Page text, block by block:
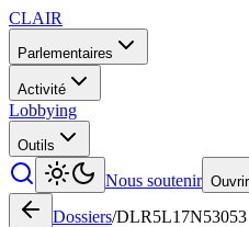
CLAIR
Parlementaires
Activité
Lobbying
Outils
Nous soutenir
Dossiers/DLR5L17N53053